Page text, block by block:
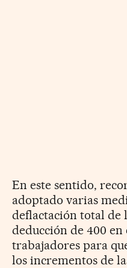
En este sentido,
adoptado varias
deflactación total de
deducción de 400 en
trabajadores para
los incrementos de